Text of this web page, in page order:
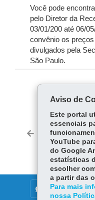
Você pode
pelo Diretor da
03/01/200 até 06/
convênio os
divulgados pela
São Paulo.
Voltar
DENUNCIE
Aviso de
Este portal
essenciais
YouTube
do Google
estatísticas
escolher
a partir das
Para mais
nossa